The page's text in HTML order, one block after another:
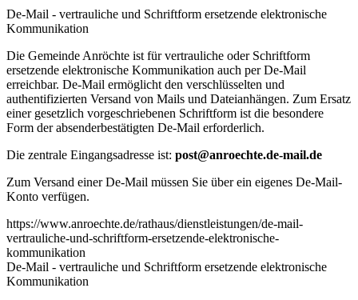
De-Mail - vertrauliche und Schriftform ersetzende elektronische
Kommunikation
Die Gemeinde Anröchte ist für vertrauliche oder Schriftform
ersetzende elektronische Kommunikation auch per De-Mail
erreichbar. De-Mail ermöglicht den verschlüsselten und
authentifizierten Versand von Mails und Dateianhängen. Zum Ersatz
einer gesetzlich vorgeschriebenen Schriftform ist die besondere
Form der absenderbestätigten De-Mail erforderlich.
Die zentrale Eingangsadresse ist: post@anroechte.de-mail.de
Zum Versand einer De-Mail müssen Sie über ein eigenes De-Mail-
Konto verfügen.
https://www.anroechte.de/rathaus/dienstleistungen/de-mail-
vertrauliche-und-schriftform-ersetzende-elektronische-
kommunikation
De-Mail - vertrauliche und Schriftform ersetzende elektronische
Kommunikation